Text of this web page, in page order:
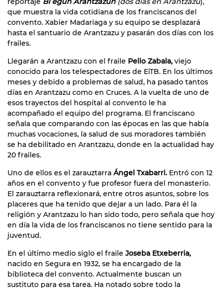
que muestra la vida cotidiana de los franciscanos del
convento. Xabier Madariaga y su equipo se desplazará
hasta el santuario de Arantzazu y pasarán dos días con los
frailes.
Llegarán a Arantzazu con el fraile Pello Zabala, viejo
conocido para los telespectadores de EiTB. En los últimos
meses y debido a problemas de salud, ha pasado tantos
días en Arantzazu como en Cruces. A la vuelta de uno de
esos trayectos del hospital al convento le ha
acompañado el equipo del programa. El franciscano
señala que comparando con las épocas en las que había
muchas vocaciones, la salud de sus moradores también
se ha debilitado en Arantzazu, donde en la actualidad hay
20 frailes.
Uno de ellos es el zarauztarra Ángel Txabarri. Entró con 12
años en el convento y fue profesor fuera del monasterio.
El zarauztarra reflexionará, entre otros asuntos, sobre los
placeres que ha tenido que dejar a un lado. Para él la
religión y Arantzazu lo han sido todo, pero señala que hoy
en día la vida de los franciscanos no tiene sentido para la
juventud.
En el último medio siglo el fraile Joseba Etxeberria,
nacido en Segura en 1932, se ha encargado de la
biblioteca del convento. Actualmente buscan un
sustituto para esa tarea. Ha notado sobre todo la